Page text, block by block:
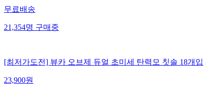
무료배송
21,354명 구매중
[최저가도전] 뷰카 오브제 듀얼 초미세 탄력모 칫솔 18개입
23,900원